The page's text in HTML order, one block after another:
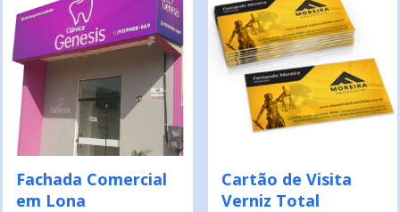
Fachada Comercial
em Lona
Cartão de Visita
Verniz Total